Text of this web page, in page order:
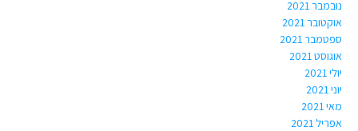
נובמבר 2021
אוקטובר 2021
ספטמבר 2021
אוגוסט 2021
יולי 2021
יוני 2021
מאי 2021
אפריל 2021